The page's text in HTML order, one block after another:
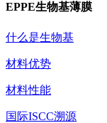
EPPE生物基薄膜
什么是生物基
材料优势
材料性能
国际ISCC溯源